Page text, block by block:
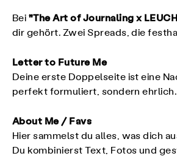
Bei "The Art of Journaling x
dir gehört. Zwei Spreads, die
Letter to Future Me
Deine erste Doppelseite ist eine
perfekt formuliert, sondern
About Me / Favs
Hier sammelst du alles, was dich
Du kombinierst Text, Fotos und